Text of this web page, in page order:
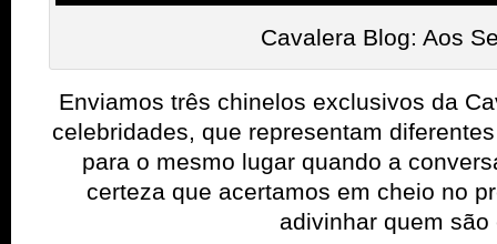
Cavalera Blog: Aos
Enviamos três chinelos exclusivos da
celebridades, que representam
para o mesmo lugar quando a
certeza que acertamos em cheio no
adivinhar quem são